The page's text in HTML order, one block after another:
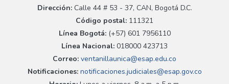
Dirección:Calle 44 # 53 - 37, CAN, Bogotá D.C.
Código postal: 111321
Línea Bogotá:(+57) 601 7956110
Línea Nacional: 018000 423713
Correo: ventanillaunica@esap.edu.co
Notificaciones:notificaciones.judiciales@esap.gov.co